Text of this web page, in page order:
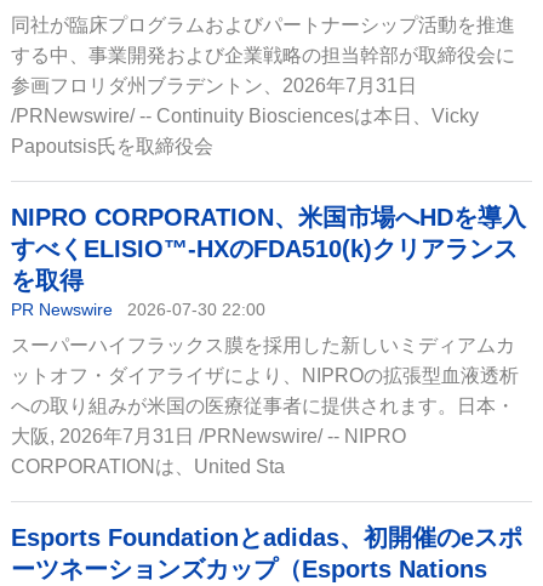
同社が臨床プログラムおよびパートナーシップ活動を推進
する中、事業開発および企業戦略の担当幹部が取締役会に
参画フロリダ州ブラデントン、2026年7月31日
/PRNewswire/ -- Continuity Biosciencesは本日、Vicky
Papoutsis氏を取締役会
NIPRO CORPORATION、米国市場へHDを導入
すべくELISIO™-HXのFDA510(k)クリアランス
を取得
PR Newswire 2026-07-30 22:00
スーパーハイフラックス膜を採用した新しいミディアムカ
ットオフ・ダイアライザにより、NIPROの拡張型血液透析
への取り組みが米国の医療従事者に提供されます。日本・
大阪, 2026年7月31日 /PRNewswire/ -- NIPRO
CORPORATIONは、United Sta
Esports Foundationとadidas、初開催のeスポ
ーツネーションズカップ（Esports Nations